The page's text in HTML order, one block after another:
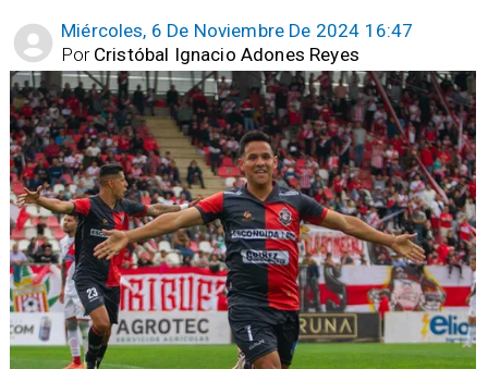
Miércoles, 6 De Noviembre De 2024 16:47
Cristóbal Ignacio Adones Reyes
Por